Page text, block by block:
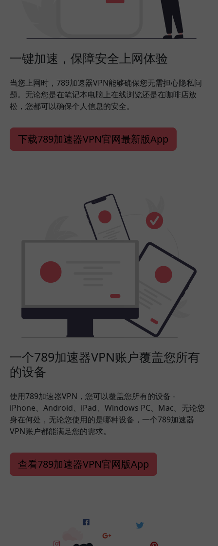
一键加速，保障安全上网体验
当您上网时，789加速器VPN能够确保您无需担心隐私问
题。无论您是在笔记本电脑上在线浏览还是在咖啡店放
松，您都可以确保个人信息的安全。
下载789加速器VPN官网最新版App
一个789加速器VPN账户覆盖您所有
的设备
使用789加速器VPN，您可以覆盖您所有的设备 -
iPhone、Android、iPad、Windows PC、Mac。无论您
身在何处，无论您使用的是哪种设备，一个789加速器
VPN账户都能满足您的需求。
查看789加速器VPN官网版App